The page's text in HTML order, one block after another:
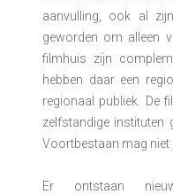
aanvulling, ook al
geworden om alleen
filmhuis zijn
hebben daar een
regionaal publiek. De
zelfstandige instituten
Voortbestaan mag niet
Er ontstaan